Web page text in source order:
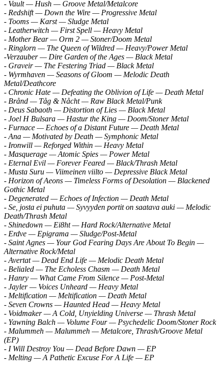
- Vault — Hush — Groove Metal/Metalcore
- Redshift — Down the Wire — Progressive Metal
- Tooms — Karst — Sludge Metal
- Leatherwitch — First Spell — Heavy Metal
- Mother Bear — Orm 2 — Stoner/Doom Metal
- Ringlorn — The Queen of Wildred — Heavy/Power Metal
-Verzauber — Dire Garden of the Ages — Black Metal
- Graveir — The Festering Triad — Black Metal
- Wyrmhaven — Seasons of Gloom — Melodic Death
Metal/Deathcore
- Chronic Hate — Defeating the Oblivion of Life — Death Metal
- Brånd — Tåg & Nåcht — Raw Black Metal/Punk
- Deus Sabaoth — Distortion of Lies — Black Metal
- Joel H Bulsara — Hastur the King — Doom/Stoner Metal
- Furnace — Echoes of a Distant Future — Death Metal
- Ana — Motivated by Death — Symphonic Metal
- Ironwill — Reforged Within — Heavy Metal
- Masquerage — Atomic Spies — Power Metal
- Eternal Evil — Forever Feared — Black/Thrash Metal
- Musta Suru — Viimeinen viilto — Depressive Black Metal
- Horizon of Aeons — Timeless Forms of Desolation — Blackened
Gothic Metal
- Degenerated — Echoes of Infection — Death Metal
- Se, josta ei puhuta — Syvyyden portit on saatava auki — Melodic
Death/Thrash Metal
- Shinedown — Ei8ht — Hard Rock/Alternative Metal
- Erdve — Epigrama — Sludge/Post-Metal
- Saint Agnes — Your God Fearing Days Are About To Begin —
Alternative Rock/Metal
- Avertat — Dead End Life — Melodic Death Metal
- Belialed — The Echoless Chasm — Death Metal
- Hanry — What Came From Silence — Post-Metal
- Jayler — Voices Unheard — Heavy Metal
- Meltification — Meltification — Death Metal
- Seven Crowns — Haunted Head — Heavy Metal
- Voidmaker — A Cold, Unyielding Universe — Thrash Metal
- Yawning Balch — Volume Four — Psychedelic Doom/Stoner Rock
- Malummeh — Malummeh — Metalcore, Thrash/Groove Metal
(EP)
- I Will Destroy You — Dead Before Dawn — EP
- Melting — A Pathetic Excuse For A Life — EP